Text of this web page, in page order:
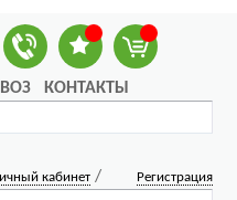
КОНТАКТЫ
кабинет / Регистрация